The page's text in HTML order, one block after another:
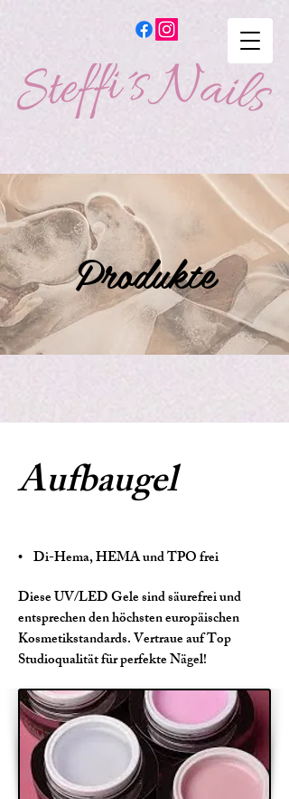
Produkte
Aufbaugel
• Di-Hema, HEMA und TPO frei
Diese UV/LED Gele sind säurefrei und
entsprechen den höchsten europäischen
Kosmetikstandards. Vertraue auf Top
Studioqualität für perfekte Nägel!